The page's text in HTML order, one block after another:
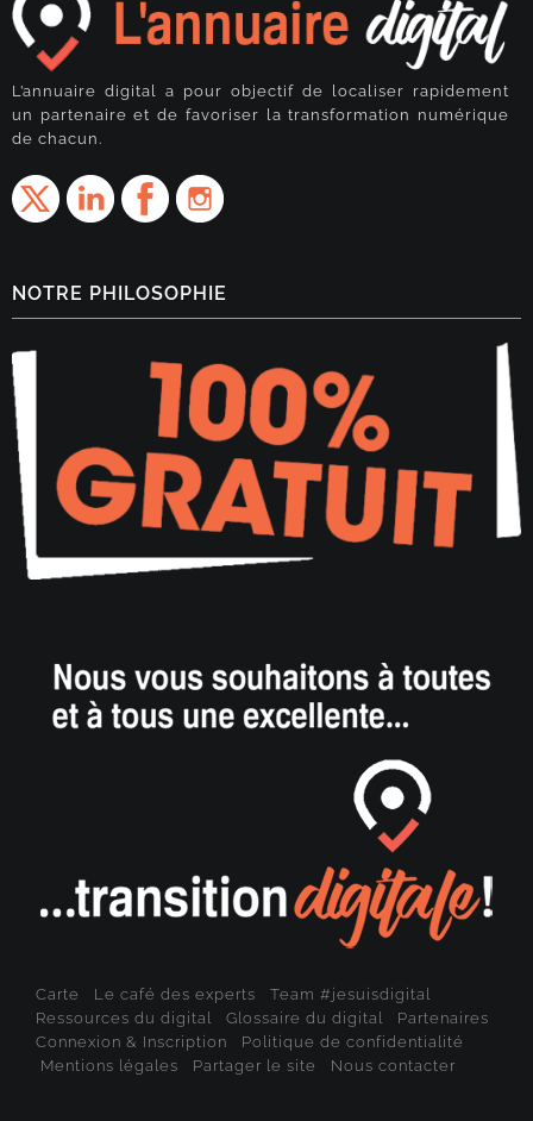
L’annuaire digital a pour objectif de localiser rapidement
un partenaire et de favoriser la transformation numérique
de chacun.
NOTRE PHILOSOPHIE
Carte Le café des experts
Team #jesuisdigital
Ressources du digital
Glossaire du digital
Partenaires
Connexion & Inscription
Politique de confidentialité
Mentions légales
Partager le site Nous contacter